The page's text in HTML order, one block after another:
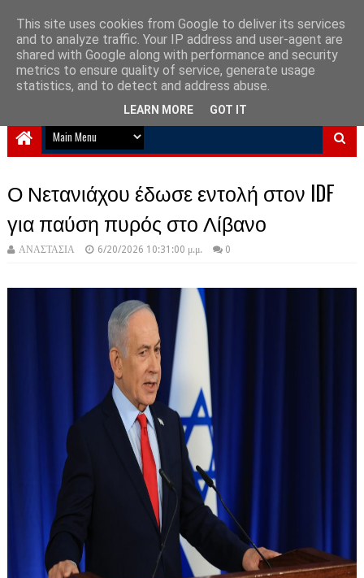
NewPlanet09
Ειδήσεις νέα από την Ελλάδα και τον κόσμο
Ο Νετανιάχου έδωσε εντολή στον IDF
για παύση πυρός στο Λίβανο
ΑΝΑΣΤΑΣΙΑ 6/20/2026 10:31:00 μ.μ. 0
This site uses cookies from Google to deliver its services
and to analyze traffic. Your IP address and user-agent are
shared with Google along with performance and security
metrics to ensure quality of service, generate usage
statistics, and to detect and address abuse.
LEARN MORE GOT IT